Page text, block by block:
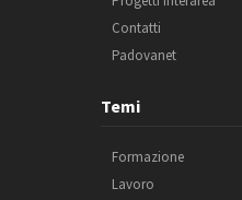
Contatti
Padovanet
Temi
Formazione
Lavoro